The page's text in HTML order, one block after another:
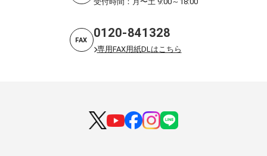
FAX 0120-841328
専用FAX用紙DLはこちら